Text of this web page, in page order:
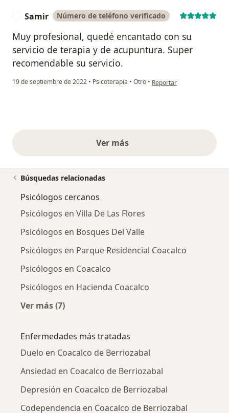
Samir Número de teléfono verificado
Muy profesional, quedé encantado con su
servicio de terapia y de acupuntura. Super
recomendable su servicio.
19 de septiembre de 2022 • Psicoterapia • Otro • en opinión del usuario
Reportar
Ver másopiniones anteriores
Búsquedas relacionadas
Psicólogos cercanos
Psicólogos en Villa De Las Flores
Psicólogos en Bosques Del Valle
Psicólogos en Parque Residencial Coacalco
Psicólogos en Coacalco
Psicólogos en Hacienda Coacalco
Ver más (7)
Enfermedades más tratadas
Duelo en Coacalco de Berriozabal
Ansiedad en Coacalco de Berriozabal
Depresión en Coacalco de Berriozabal
Codependencia en Coacalco de Berriozabal